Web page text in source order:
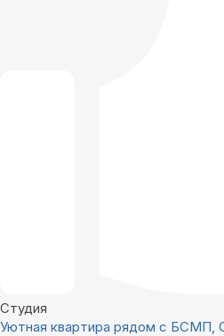
Студия
Уютная квартира рядом с БСМП,